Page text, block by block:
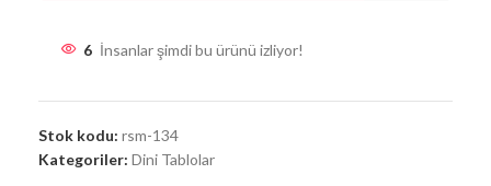
6 İnsanlar şimdi bu ürünü izliyor!
Stok kodu: rsm-134
Kategoriler: Dini Tablolar